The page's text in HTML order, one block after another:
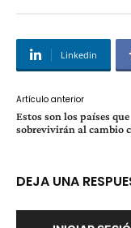
Linkedin
Artículo anterior
Estos son los países que
sobrevivirán al cambio
DEJA UNA